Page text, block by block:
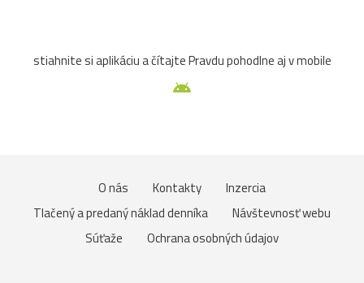
stiahnite si aplikáciu a čítajte Pravdu pohodlne aj v mobile
O nás Kontakty
Inzercia
Tlačený a predaný náklad denníka
Návštevnosť webu
Súťaže
Ochrana osobných údajov